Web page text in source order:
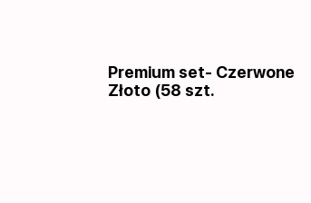
Premium set- Czerwone
Złoto (58 szt.